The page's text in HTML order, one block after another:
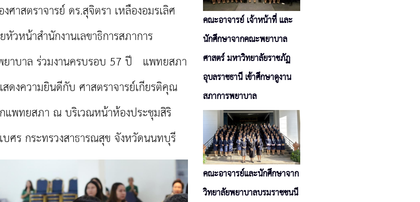
สตราจารย์ ดร.สุจิตรา เหลืองอมรเลิศ
วหน้าสำนักงานเลขาธิการสภาการ
ยาบาล ร่วมงานครบรอบ 57 ปี แพทยสภา
ดงความยินดีกับ ศาสตราจารย์เกียรติคุณ
พทยสภา ณ บริเวณหน้าห้องประชุมสิริ
ร กระทรวงสาธารณสุข จังหวัดนนทบุรี
คณะอาจารย์ เจ้าหน้าที่ และ
นักศึกษาจากคณะพยาบาล
ศาสตร์ มหาวิทยาลัยราชภัฏ
อุบลราชธานี เข้าศึกษาดูงาน
สภาการพยาบาล
คณะอาจารย์และนักศึกษาจาก
วิทยาลัยพยาบาลบรมราชชนนี